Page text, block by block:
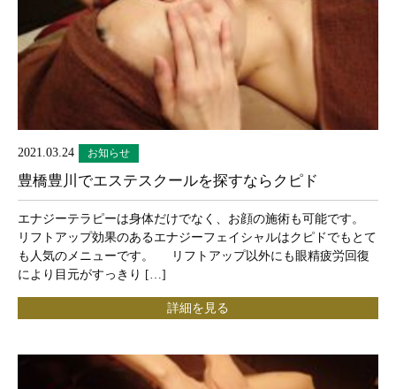
2021.03.24 お知らせ
豊橋豊川でエステスクールを探すならクピド
エナジーテラピーは身体だけでなく、お顔の施術も可能です。
リフトアップ効果のあるエナジーフェイシャルはクピドでもとて
も人気のメニューです。 リフトアップ以外にも眼精疲労回復
により目元がすっきり […]
詳細を見る